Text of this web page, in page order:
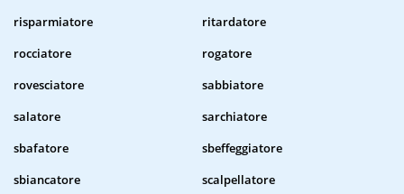
risparmiatore
ritardatore
rocciatore
rogatore
rovesciatore
sabbiatore
salatore
sarchiatore
sbafatore
sbeffeggiatore
sbiancatore
scalpellatore